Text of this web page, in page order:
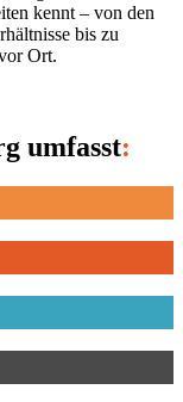
kennt – von den
bis zu
Ort.
umfasst: